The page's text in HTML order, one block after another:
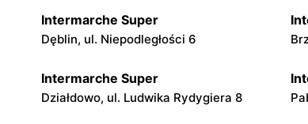
Intermarche Super
Dęblin, ul. Niepodległości 6
Intermarche Super
Działdowo, ul. Ludwika Rydygiera 8